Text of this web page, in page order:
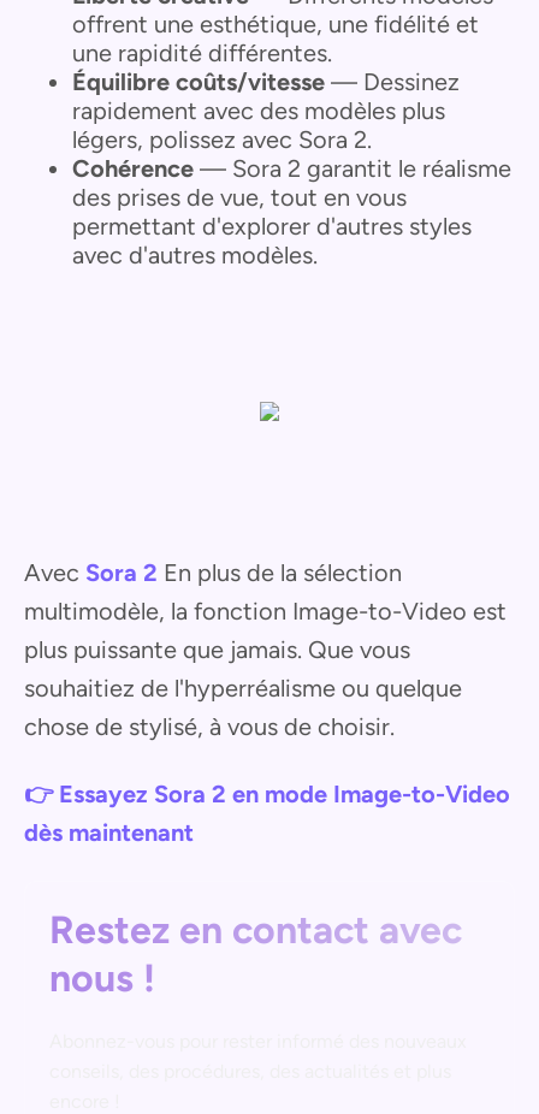
offrent une esthétique, une fidélité et
une rapidité différentes.
Équilibre coûts/vitesse — Dessinez
rapidement avec des modèles plus
légers, polissez avec Sora 2.
Cohérence — Sora 2 garantit le réalisme
des prises de vue, tout en vous
permettant d'explorer d'autres styles
avec d'autres modèles.
Avec Sora 2 En plus de la sélection
multimodèle, la fonction Image-to-Video est
plus puissante que jamais. Que vous
souhaitiez de l'hyperréalisme ou quelque
chose de stylisé, à vous de choisir.
👉 Essayez Sora 2 en mode Image-to-Video
dès maintenant
Restez en contact avec
nous !